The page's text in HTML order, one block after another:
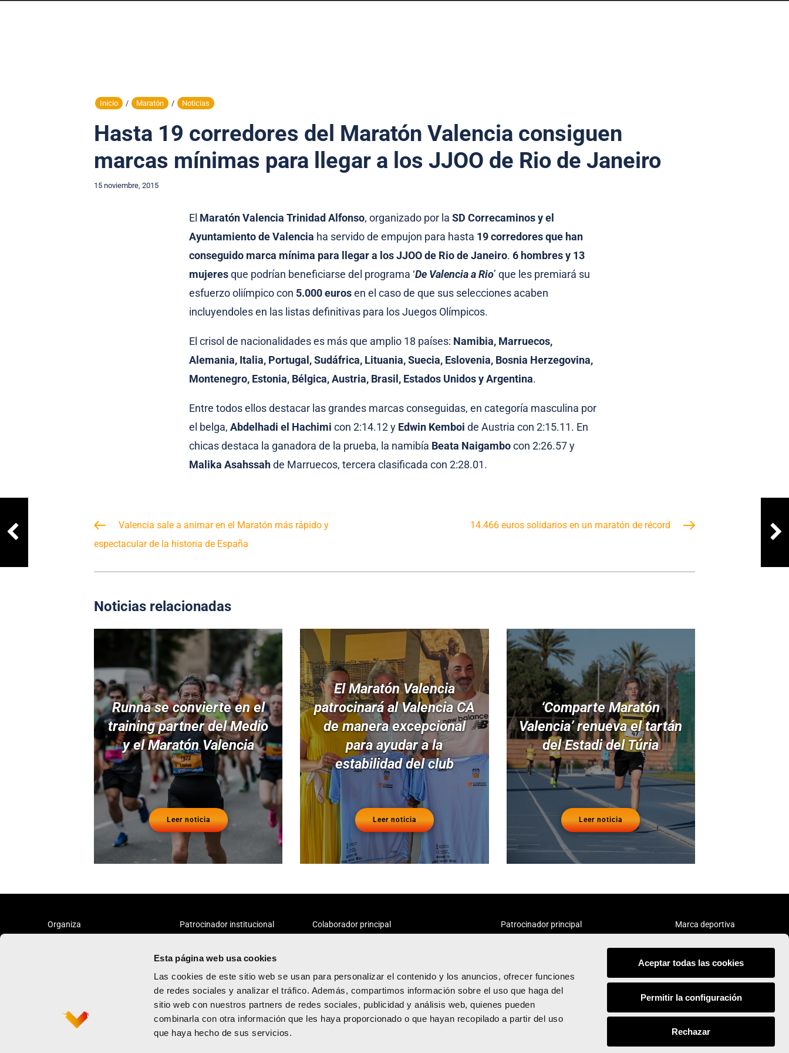
Esta página web usa cookies
Las cookies de este sitio web se usan para personalizar el contenido y los anuncios, ofrecer funciones
de redes sociales y analizar el tráfico. Además, compartimos información sobre el uso que haga del
sitio web con nuestros partners de redes sociales, publicidad y análisis web, quienes pueden
combinarla con otra información que les haya proporcionado o que hayan recopilado a partir del uso
que haya hecho de sus servicios.
Aceptar todas las cookies
Permitir la configuración
Rechazar
Inicio / Maratón / Noticias
Hasta 19 corredores del Maratón Valencia consiguen
marcas mínimas para llegar a los JJOO de Rio de Janeiro
15 noviembre, 2015
El Maratón Valencia Trinidad Alfonso, organizado por la SD Correcaminos y el
Ayuntamiento de Valencia ha servido de empujon para hasta 19 corredores que han
conseguido marca mínima para llegar a los JJOO de Rio de Janeiro. 6 hombres y 13
mujeresque podrían beneficiarse del programa ‘De Valencia a Rio’ que les premiará su
esfuerzo oliímpico con 5.000 eurosen el caso de que sus selecciones acaben
incluyendoles en las listas definitivas para los Juegos Olímpicos.
El crisol de nacionalidades es más que amplio 18 países: Namibia, Marruecos,
Alemania, Italia, Portugal, Sudáfrica, Lituania, Suecia, Eslovenia, Bosnia Herzegovina,
Montenegro, Estonia, Bélgica, Austria, Brasil, Estados Unidos y Argentina.
Entre todos ellos destacar las grandes marcas conseguidas, en categoría masculina por
el belga, Abdelhadi el Hachimi con 2:14.12 y Edwin Kemboi de Austria con 2:15.11. En
chicas destaca la ganadora de la prueba, la namibía Beata Naigambocon 2:26.57 y
Malika Asahssahde Marruecos, tercera clasificada con 2:28.01.
Valencia sale a animar en el Maratón más rápido y
espectacular de la historia de España
14.466 euros solidarios en un maratón de récord
Noticias relacionadas
Runna se convierte en el
training partner del Medio
y el Maratón Valencia
Leer noticia
El Maratón Valencia
patrocinará al Valencia CA
de manera excepcional
para ayudar a la
estabilidad del club
Leer noticia
‘Comparte Maratón
Valencia’ renueva el tartán
del Estadi del Túria
Leer noticia
Organiza Patrocinador institucional Colaborador principal Patrocinador principal Marca deportiva
Política de privacidad